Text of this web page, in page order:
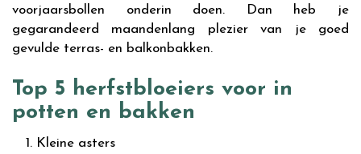
voorjaarsbollen onderin doen. Dan heb je
gegarandeerd maandenlang plezier van je goed
gevulde terras- en balkonbakken.
Top 5 herfstbloeiers voor in
potten en bakken
Kleine asters